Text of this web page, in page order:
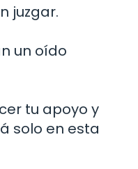
juzgar.
un oído
tu apoyo y
solo en esta